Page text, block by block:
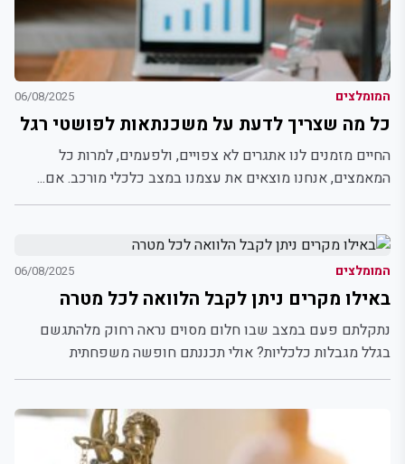
המומלצים 06/08/2025
כל מה שצריך לדעת על משכנתאות לפושטי רגל
החיים מזמנים לנו אתגרים לא צפויים, ולפעמים, למרות כל
המאמצים, אנחנו מוצאים את עצמנו במצב כלכלי מורכב. אם...
המומלצים 06/08/2025
באילו מקרים ניתן לקבל הלוואה לכל מטרה
נתקלתם פעם במצב שבו חלום מסוים נראה רחוק מלהתגשם
בגלל מגבלות כלכליות? אולי תכננתם חופשה משפחתית
מהסרטים, שיפוץ...